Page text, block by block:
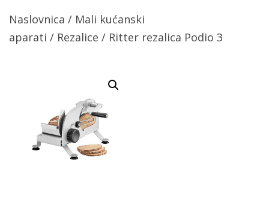
Naslovnica / Mali kućanski
aparati / Rezalice / Ritter rezalica Podio 3